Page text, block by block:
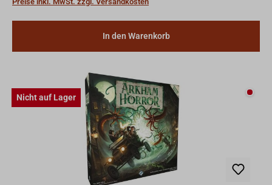
In den Warenkorb
Nicht auf Lager Nicht